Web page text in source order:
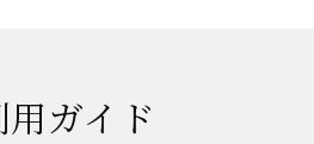
用ガイド